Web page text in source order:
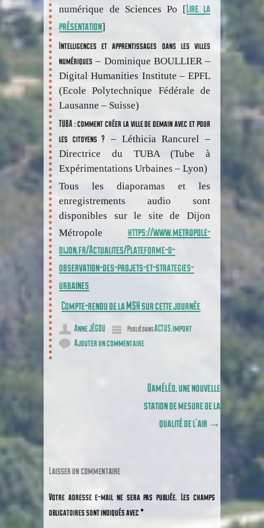
numérique de Sciences Po [Lire la
présentation]
Intelligences et apprentissages dans les villes
numériques – Dominique BOULLIER –
Digital Humanities Institute – EPFL
(Ecole Polytechnique Fédérale de
Lausanne – Suisse)
TUBA : comment créer la ville de demain avec et pour
les citoyens ? – Léthicia Rancurel –
Directrice du TUBA (Tube à
Expérimentations Urbaines – Lyon)
Tous les diaporamas et les
enregistrements audio sont
disponibles sur le site de Dijon
Métropole https://www.metropole-
dijon.fr/Actualites/Plateforme-d-
observation-des-projets-et-strategies-
urbaines
Compte-rendu de la MSH sur cette journée
Anne JÉGOU Publié dansACTUS ,import
Ajouter un commentaire
Qaméléo, une nouvelle
station de mesure de la
qualité de l’air →
Laisser un commentaire
Votre adresse e-mail ne sera pas publiée. Les champs
obligatoires sont indiqués avec *